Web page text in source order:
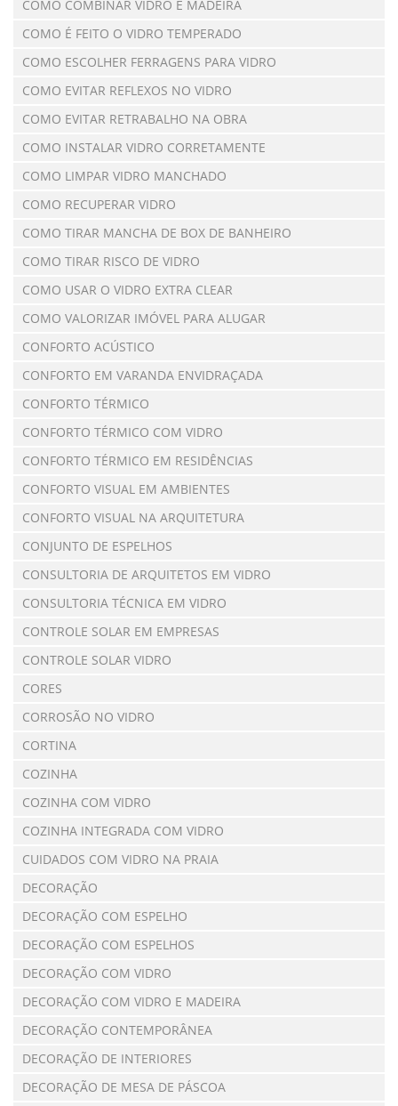
COMO COMBINAR VIDRO E MADEIRA
COMO É FEITO O VIDRO TEMPERADO
COMO ESCOLHER FERRAGENS PARA VIDRO
COMO EVITAR REFLEXOS NO VIDRO
COMO EVITAR RETRABALHO NA OBRA
COMO INSTALAR VIDRO CORRETAMENTE
COMO LIMPAR VIDRO MANCHADO
COMO RECUPERAR VIDRO
COMO TIRAR MANCHA DE BOX DE BANHEIRO
COMO TIRAR RISCO DE VIDRO
COMO USAR O VIDRO EXTRA CLEAR
COMO VALORIZAR IMÓVEL PARA ALUGAR
CONFORTO ACÚSTICO
CONFORTO EM VARANDA ENVIDRAÇADA
CONFORTO TÉRMICO
CONFORTO TÉRMICO COM VIDRO
CONFORTO TÉRMICO EM RESIDÊNCIAS
CONFORTO VISUAL EM AMBIENTES
CONFORTO VISUAL NA ARQUITETURA
CONJUNTO DE ESPELHOS
CONSULTORIA DE ARQUITETOS EM VIDRO
CONSULTORIA TÉCNICA EM VIDRO
CONTROLE SOLAR EM EMPRESAS
CONTROLE SOLAR VIDRO
CORES
CORROSÃO NO VIDRO
CORTINA
COZINHA
COZINHA COM VIDRO
COZINHA INTEGRADA COM VIDRO
CUIDADOS COM VIDRO NA PRAIA
DECORAÇÃO
DECORAÇÃO COM ESPELHO
DECORAÇÃO COM ESPELHOS
DECORAÇÃO COM VIDRO
DECORAÇÃO COM VIDRO E MADEIRA
DECORAÇÃO CONTEMPORÂNEA
DECORAÇÃO DE INTERIORES
DECORAÇÃO DE MESA DE PÁSCOA